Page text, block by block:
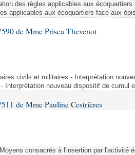
des règles applicables aux
applicables aux écoquartiers face aux
de Mme Prisca Thevenot
civils et militaires - Interprétation
Interprétation nouveau dispositif de cumul
de Mme Pauline Cestrières
consacrés à l'insertion par l'activité